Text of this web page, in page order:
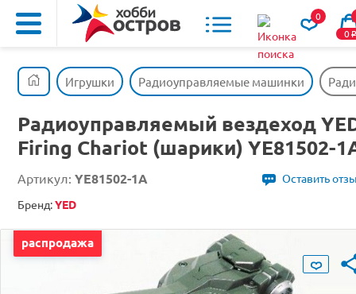
0
0o
Игрушки Радиоуправляемые машинки
Радиоуправляемый вездеход
Firing Chariot (шарики) YE81502-
Артикул: YE81502-1A
Оставить
Бренд:YED
распродажа